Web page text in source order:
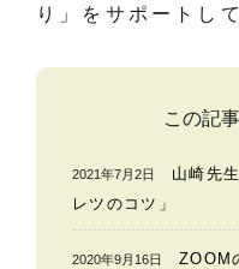
り」をサポートし
この記
2021年7月2日
山崎先
レツのコツ」
2020年9月16日 ZOOM